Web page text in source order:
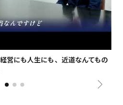
営にも人生にも、近道なんてもの